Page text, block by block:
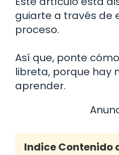
guiarte a través de
proceso.
Así que, ponte
libreta, porque hay
aprender.
Indice Contenido